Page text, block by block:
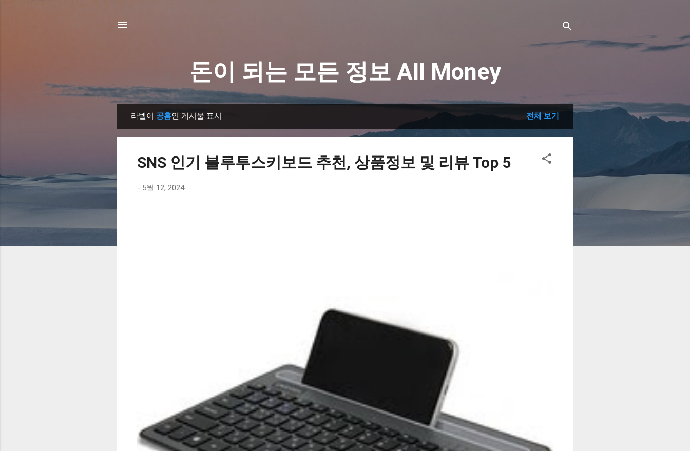
돈이 되는 모든 정보 All Money
라벨이 공홈인 게시물 표시 전체 보기
SNS 인기 블루투스키보드 추천, 상품정보 및 리뷰 Top 5
- 5월 12, 2024